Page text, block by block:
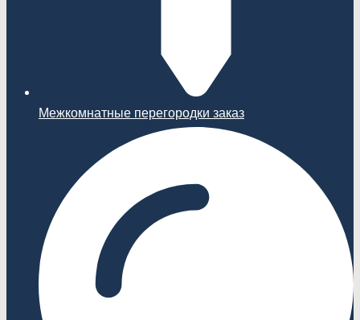
Межкомнатные перегородки заказ